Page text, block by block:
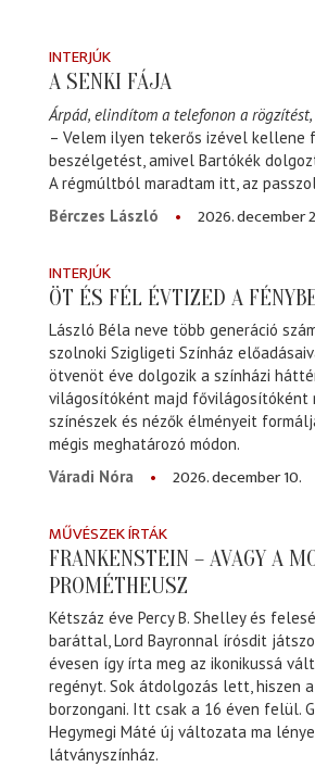
INTERJÚK
A SENKI FÁJA
Árpád, elindítom a telefonon a
– Velem ilyen tekerős izével kellene
beszélgetést, amivel Bartókék
A régmúltból maradtam itt, az
Bérczes László
2026. december
INTERJÚK
ÖT ÉS FÉL ÉVTIZED A
László Béla neve több generáció
szolnoki Szigligeti Színház
ötvenöt éve dolgozik a színházi
világosítóként majd fővilágosítóként
színészek és nézők élményeit
mégis meghatározó módon.
Váradi Nóra
2026. december 10.
MŰVÉSZEK ÍRTÁK
FRANKENSTEIN – AVAGY A
PROMÉTHEUSZ
Kétszáz éve Percy B. Shelley és
baráttal, Lord Bayronnal írósdit
évesen így írta meg az ikonikussá
regényt. Sok átdolgozás lett, hiszen
borzongani. Itt csak a 16 éven felül.
Hegymegi Máté új változata ma
látványszínház.